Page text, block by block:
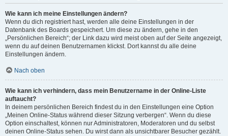
Wie kann ich meine Einstellungen ändern?
Wenn du dich registriert hast, werden alle deine Einstellungen in der
Datenbank des Boards gespeichert. Um diese zu ändern, gehe in den
„Persönlichen Bereich“; der Link dazu wird meist oben auf der Seite angezeigt,
wenn du auf deinen Benutzernamen klickst. Dort kannst du alle deine
Einstellungen ändern.
Nach oben
Wie kann ich verhindern, dass mein Benutzername in der Online-Liste
auftaucht?
In deinem persönlichen Bereich findest du in den Einstellungen eine Option
„Meinen Online-Status während dieser Sitzung verbergen“. Wenn du diese
Option einschaltest, können nur Administratoren, Moderatoren und du selbst
deinen Online-Status sehen. Du wirst dann als unsichtbarer Besucher gezählt.